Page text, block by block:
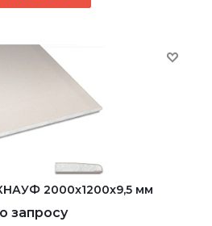
2000x1200x9,5 мм
запросу